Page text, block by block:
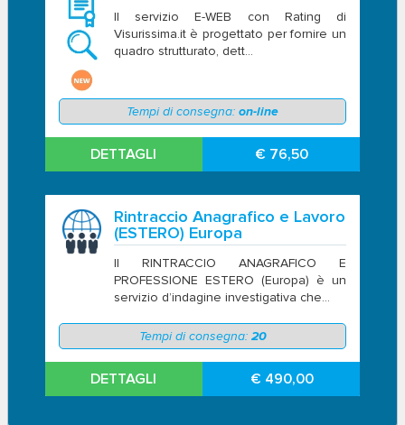
Il servizio E-WEB con Rating di
Visurissima.it è progettato per fornire un
quadro strutturato, dett...
Tempi di consegna: on-line
DETTAGLI € 76,50
Rintraccio Anagrafico e Lavoro
(ESTERO) Europa
Il RINTRACCIO ANAGRAFICO E
PROFESSIONE ESTERO (Europa) è un
servizio d’indagine investigativa che...
Tempi di consegna: 20
DETTAGLI € 490,00